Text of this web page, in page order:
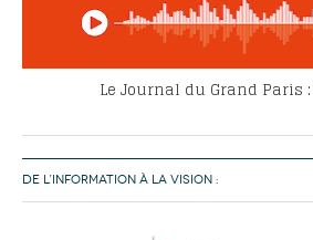
Le Journal du Grand Paris
DE L’INFORMATION À LA VISION :